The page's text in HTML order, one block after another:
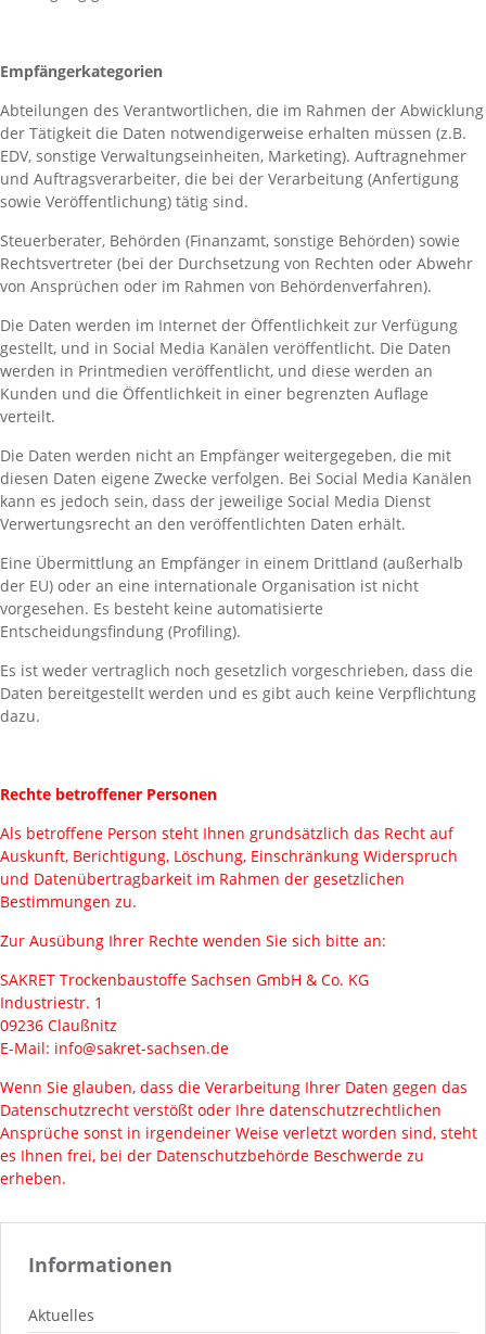
Empfängerkategorien
Abteilungen des Verantwortlichen, die im Rahmen der Abwicklung
der Tätigkeit die Daten notwendigerweise erhalten müssen (z.B.
EDV, sonstige Verwaltungseinheiten, Marketing). Auftragnehmer
und Auftragsverarbeiter, die bei der Verarbeitung (Anfertigung
sowie Veröffentlichung) tätig sind.
Steuerberater, Behörden (Finanzamt, sonstige Behörden) sowie
Rechtsvertreter (bei der Durchsetzung von Rechten oder Abwehr
von Ansprüchen oder im Rahmen von Behördenverfahren).
Die Daten werden im Internet der Öffentlichkeit zur Verfügung
gestellt, und in Social Media Kanälen veröffentlicht. Die Daten
werden in Printmedien veröffentlicht, und diese werden an
Kunden und die Öffentlichkeit in einer begrenzten Auflage
verteilt.
Die Daten werden nicht an Empfänger weitergegeben, die mit
diesen Daten eigene Zwecke verfolgen. Bei Social Media Kanälen
kann es jedoch sein, dass der jeweilige Social Media Dienst
Verwertungsrecht an den veröffentlichten Daten erhält.
Eine Übermittlung an Empfänger in einem Drittland (außerhalb
der EU) oder an eine internationale Organisation ist nicht
vorgesehen. Es besteht keine automatisierte
Entscheidungsfindung (Profiling).
Es ist weder vertraglich noch gesetzlich vorgeschrieben, dass die
Daten bereitgestellt werden und es gibt auch keine Verpflichtung
dazu.
Rechte betroffener Personen
Als betroffene Person steht Ihnen grundsätzlich das Recht auf
Auskunft, Berichtigung, Löschung, Einschränkung Widerspruch
und Datenübertragbarkeit im Rahmen der gesetzlichen
Bestimmungen zu.
Zur Ausübung Ihrer Rechte wenden Sie sich bitte an:
SAKRET Trockenbaustoffe Sachsen GmbH & Co. KG
Industriestr. 1
09236 Claußnitz
E-Mail: info@sakret-sachsen.de
Wenn Sie glauben, dass die Verarbeitung Ihrer Daten gegen das
Datenschutzrecht verstößt oder Ihre datenschutzrechtlichen
Ansprüche sonst in irgendeiner Weise verletzt worden sind, steht
es Ihnen frei, bei der Datenschutzbehörde Beschwerde zu
erheben.
Informationen
Aktuelles